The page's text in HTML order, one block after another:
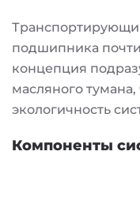
подшипника
концепция
масляного
экологичность
Компоненты